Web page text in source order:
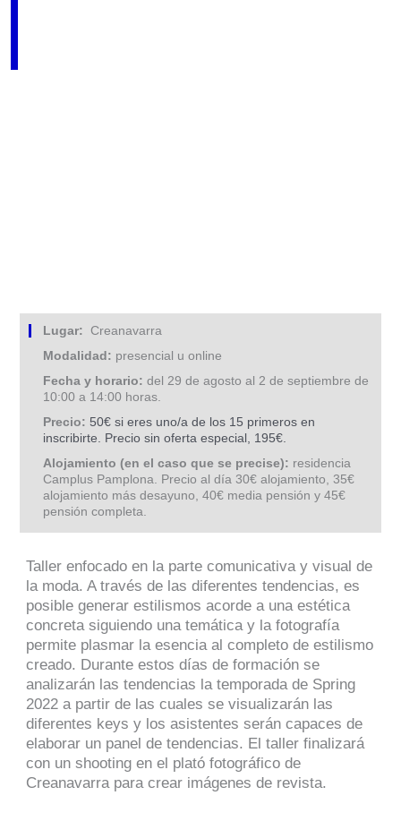
Lugar: Creanavarra
Modalidad: presencial u online
Fecha y horario: del 29 de agosto al 2 de septiembre de
10:00 a 14:00 horas.
Precio: 50€ si eres uno/a de los 15 primeros en
inscribirte. Precio sin oferta especial, 195€.
Alojamiento (en el caso que se precise): residencia
Camplus Pamplona. Precio al día 30€ alojamiento, 35€
alojamiento más desayuno, 40€ media pensión y 45€
pensión completa.
Taller enfocado en la parte comunicativa y visual de
la moda. A través de las diferentes tendencias, es
posible generar estilismos acorde a una estética
concreta siguiendo una temática y la fotografía
permite plasmar la esencia al completo de estilismo
creado. Durante estos días de formación se
analizarán las tendencias la temporada de Spring
2022 a partir de las cuales se visualizarán las
diferentes keys y los asistentes serán capaces de
elaborar un panel de tendencias. El taller finalizará
con un shooting en el plató fotográfico de
Creanavarra para crear imágenes de revista.